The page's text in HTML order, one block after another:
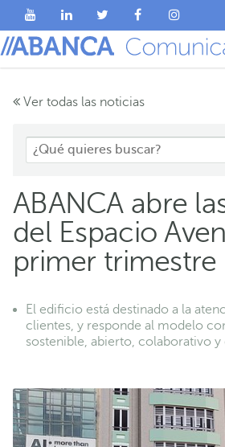
Ver todas las noticias
ABANCA abre
del Espacio
primer trimestre
El edificio está destinado a la
clientes, y responde al modelo
sostenible, abierto, colaborativo y